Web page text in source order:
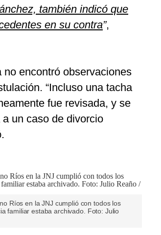
también indicó que
en su contra”,
encontró observaciones
“Incluso una tacha
fue revisada, y se
un caso de divorcio
Ríos en la JNJ cumplió con todos los
familiar estaba archivado. Foto: Julio